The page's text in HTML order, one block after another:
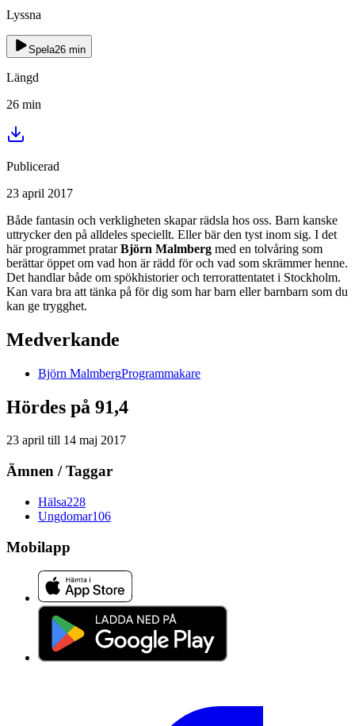
Lyssna
Spela26 min
Längd
26 min
Publicerad
23 april 2017
Både fantasin och verkligheten skapar rädsla hos oss. Barn kanske
uttrycker den på alldeles speciellt. Eller bär den tyst inom sig. I det
här programmet pratarBjörn Malmberg med en tolvåring som
berättar öppet om vad hon är rädd för och vad som skrämmer henne.
Det handlar både om spökhistorier och terrorattentatet i Stockholm.
Kan vara bra att tänka på för dig som har barn eller barnbarn som du
kan ge trygghet.
Medverkande
Björn MalmbergProgrammakare
Hördes på 91,4
23 april till 14 maj 2017
Ämnen / Taggar
Hälsa228
Ungdomar106
Mobilapp